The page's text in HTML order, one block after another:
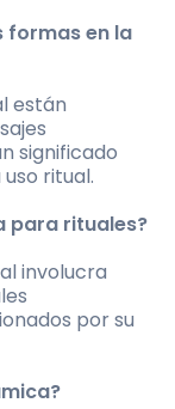
formas en la
están
significado
ritual.
para rituales?
involucra
por su